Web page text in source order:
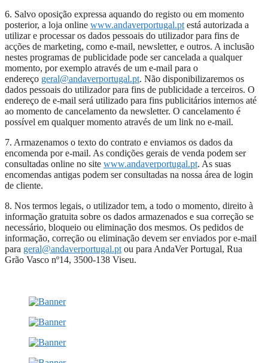
6. Salvo oposição expressa aquando do registo ou em momento
posterior, a loja online www.andaverportugal.pt está autorizada a
utilizar e processar os dados pessoais do utilizador para fins de
acções de marketing, como e-mail, newsletter, e outros. A inclusão
nestes programas de publicidade pode ser cancelada a qualquer
momento, por exemplo através de um e-mail para o
endereço geral@andaverportugal.pt. Não disponibilizaremos os
dados pessoais do utilizador para fins de publicidade a terceiros. O
endereço de e-mail será utilizado para fins publicitários internos até
ao momento de cancelamento da newsletter. O cancelamento é
possível em qualquer momento através de um link no e-mail.
7. Armazenamos o texto do contrato e enviamos os dados da
encomenda por e-mail. As condições gerais de venda podem ser
consultadas online no site www.andaverportugal.pt. As suas
encomendas antigas podem ser consultadas na nossa área de login
de cliente.
8. Nos termos legais, o utilizador tem, a todo o momento, direito à
informação gratuita sobre os dados armazenados e sua correção se
necessário, bloqueio ou eliminação dos mesmos. Os pedidos de
informação, correção ou eliminação devem ser enviados por e-mail
para geral@andaverportugal.pt ou para AndaVer Portugal, Rua
Grão Vasco nº14, 3500-138 Viseu.